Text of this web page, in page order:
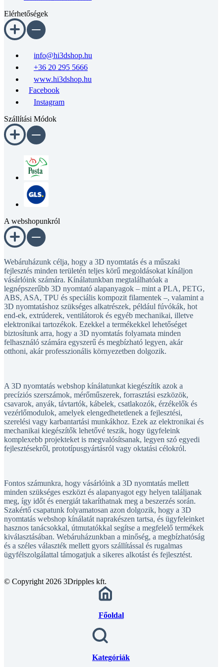
+36 20 295 5666
www.hi3dshop.hu
Facebook
Instagram
fejlesztés minden területén teljes körű megoldásokat kínáljon
vásárlóink számára. Kínálatunkban megtalálhatóak a
legnépszerűbb 3D nyomtató alapanyagok – mint a PLA, PETG,
ABS, ASA, TPU és speciális kompozit filamentek –, valamint a
3D nyomtatáshoz szükséges alkatrészek, például fúvókák, hot
end-ek, extrúderek, ventilátorok és egyéb mechanikai, illetve
elektronikai tartozékok. Ezekkel a termékekkel lehetőséget
biztosítunk arra, hogy a 3D nyomtatás folyamata minden
felhasználó számára egyszerű és megbízható legyen, akár
otthoni, akár professzionális környezetben dolgozik.
precíziós szerszámok, mérőműszerek, forrasztási eszközök,
csavarok, anyák, távtartók, kábelek, csatlakozók, érzékelők és
vezérlőmodulok, amelyek elengedhetetlenek a fejlesztési,
szerelési vagy karbantartási munkákhoz. Ezek az elektronikai és
mechanikai kiegészítők lehetővé teszik, hogy ügyfeleink
komplexebb projekteket is megvalósítsanak, legyen szó egyedi
fejlesztésekről, prototípusgyártásról vagy oktatási célokról.
minden szükséges eszközt és alapanyagot egy helyen találjanak
meg, így időt és energiát takaríthatnak meg a beszerzés során.
Szakértő csapatunk folyamatosan azon dolgozik, hogy a 3D
nyomtatás webshop kínálatát naprakészen tartsa, és ügyfeleinket
hasznos tanácsokkal, útmutatókkal segítse a megfelelő termékek
kiválasztásában. Webáruházunkban a minőség, a megbízhatóság
és a széles választék mellett gyors szállítással és rugalmas
ügyfélszolgálattal támogatjuk a sikeres alkotást és fejlesztést.